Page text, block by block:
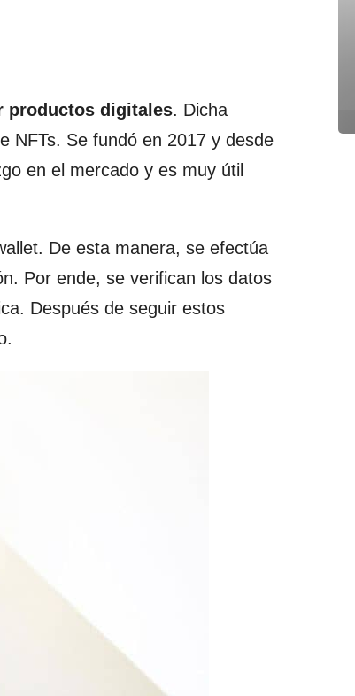
productos digitales. Dicha
NFTs. Se fundó en 2017 y desde
en el mercado y es muy útil
De esta manera, se efectúa
Por ende, se verifican los datos
Después de seguir estos